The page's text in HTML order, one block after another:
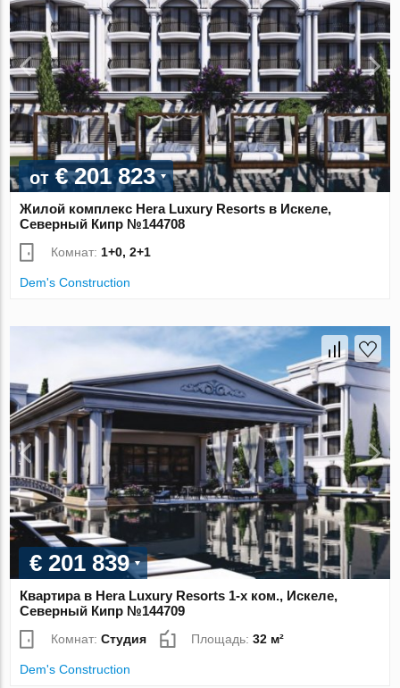
от € 201 823
Жилой комплекс Hera Luxury Resorts в Искеле,
Северный Кипр №144708
Комнат: 1+0, 2+1
Dem's Construction
€ 201 839
Квартира в Hera Luxury Resorts 1-х ком., Искеле,
Северный Кипр №144709
Комнат:Студия Площадь:32 м²
Dem's Construction